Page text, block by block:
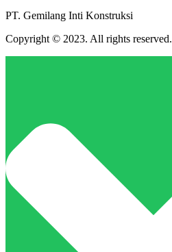
PT. Gemilang Inti Konstruksi
Copyright © 2023. All rights reserved.